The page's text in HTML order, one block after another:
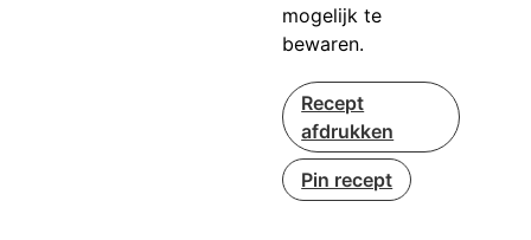
mogelijk te
bewaren.
Recept
afdrukken
Pin recept